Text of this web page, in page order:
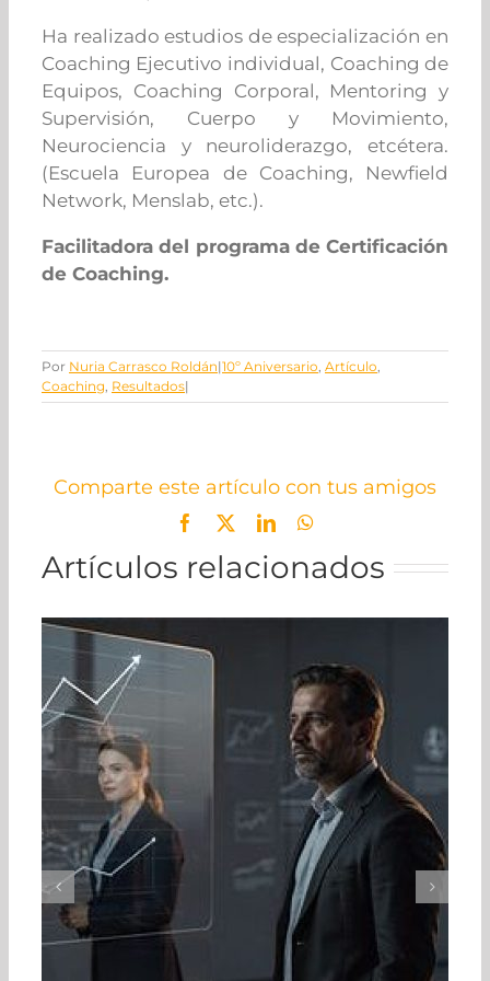
Ha realizado estudios de especialización en
Coaching Ejecutivo individual, Coaching de
Equipos, Coaching Corporal, Mentoring y
Supervisión, Cuerpo y Movimiento,
Neurociencia y neuroliderazgo, etcétera.
(Escuela Europea de Coaching, Newfield
Network, Menslab, etc.).
Facilitadora del programa de Certificación
de Coaching.
Por Nuria Carrasco Roldán|10º Aniversario Artículo
Coaching Resultados|
Comparte este artículo con tus amigos
Facebook LinkedInWhatsApp
Artículos relacionados